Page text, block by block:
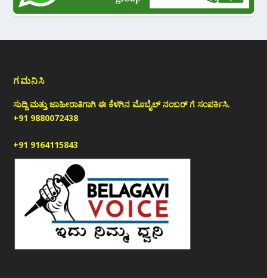
ಗಮನಿಸಿ
ಸುದ್ದಿ ಮತ್ತು ಜಾಹೀರಾತಿಗಾಗಿ ಈ ಕೆಳಗಿನ ಮೊಬೈಲ್ ನಂಬರ್ ಗೆ ಸಂಪರ್ಕಿಸಿ.
+91 9880072438
+91 9164115843